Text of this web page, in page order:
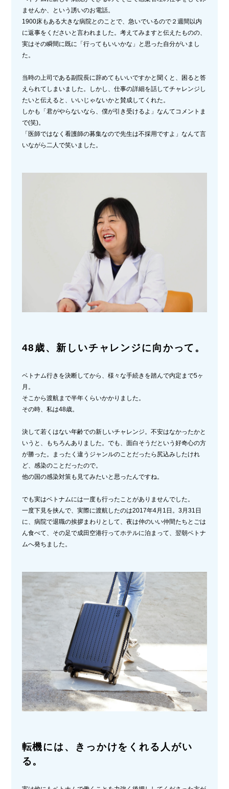
ませんか、という誘いのお電話。
1900床もある大きな病院とのことで、急いでいるので２週間以内
に返事をくださいと言われました。考えてみますと伝えたものの、
実はその瞬間に既に「行ってもいいかな」と思った自分がいまし
た。
当時の上司である副院長に辞めてもいいですかと聞くと、困ると答
えられてしまいました。しかし、仕事の詳細を話してチャレンジし
たいと伝えると、いいじゃないかと賛成してくれた。
しかも「君がやらないなら、僕が引き受けるよ」なんてコメントま
で(笑)。
「医師ではなく看護師の募集なので先生は不採用ですよ」なんて言
いながら二人で笑いました。
48歳、新しいチャレンジに向かって。
ベトナム行きを決断してから、様々な手続きを踏んで内定まで5ヶ
月。
そこから渡航まで半年くらいかかりました。
その時、私は48歳。
決して若くはない年齢での新しいチャレンジ。不安はなかったかと
いうと、もちろんありました。でも、面白そうだという好奇心の方
が勝った。まったく違うジャンルのことだったら尻込みしたけれ
ど、感染のことだったので。
他の国の感染対策も見てみたいと思ったんですね。
でも実はベトナムには一度も行ったことがありませんでした。
一度下見を挟んで、実際に渡航したのは2017年4月1日。3月31日
に、病院で退職の挨拶まわりとして、夜は仲のいい仲間たちとごは
ん食べて、その足で成田空港行ってホテルに泊まって、翌朝ベトナ
ムへ発ちました。
転機には、きっかけをくれる人がい
る。